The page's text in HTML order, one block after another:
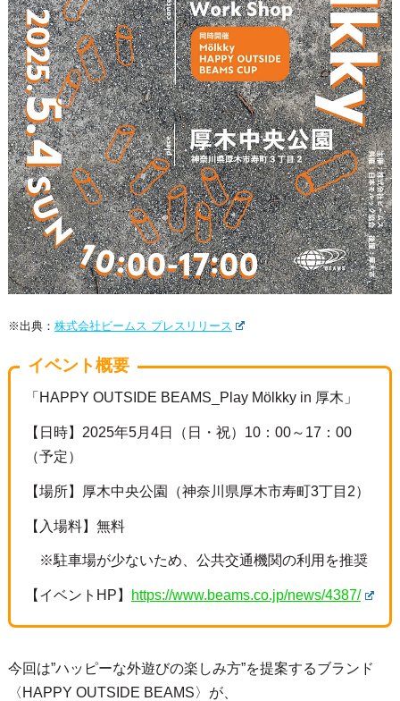
※出典： 株式会社ビームス プレスリリース
イベント概要
「HAPPY OUTSIDE BEAMS_Play Mölkky in 厚木」
【日時】2025年5月4日（日・祝）10：00～17：00
（予定）
【場所】厚木中央公園（神奈川県厚木市寿町3丁目2）
【入場料】無料
※駐車場が少ないため、公共交通機関の利用を推奨
【イベントHP】 https://www.beams.co.jp/news/4387/
今回は”ハッピーな外遊びの楽しみ方”を提案するブランド
〈HAPPY OUTSIDE BEAMS〉が、